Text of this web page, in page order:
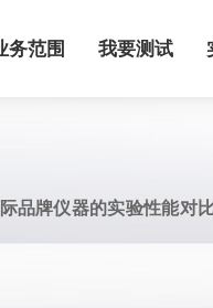
务范围 我要测试
品牌仪器的实验性能对